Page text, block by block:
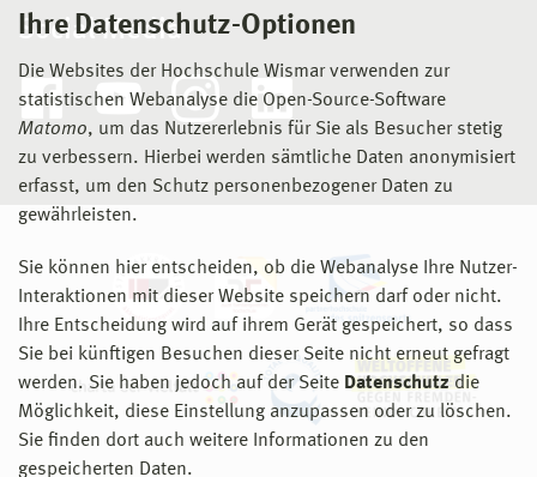
Ihre Datenschutz-Optionen
Die Websites der Hochschule Wismar verwenden zur
statistischen Webanalyse die Open-Source-Software
Matomo, um das Nutzererlebnis für Sie als Besucher stetig
zu verbessern. Hierbei werden sämtliche Daten anonymisiert
erfasst, um den Schutz personenbezogener Daten zu
gewährleisten.
Sie können hier entscheiden, ob die Webanalyse Ihre Nutzer-
Interaktionen mit dieser Website speichern darf oder nicht.
Ihre Entscheidung wird auf ihrem Gerät gespeichert, so dass
Sie bei künftigen Besuchen dieser Seite nicht erneut gefragt
werden. Sie haben jedoch auf der Seite Datenschutz die
Möglichkeit, diese Einstellung anzupassen oder zu löschen.
Sie finden dort auch weitere Informationen zu den
gespeicherten Daten.
Social Media